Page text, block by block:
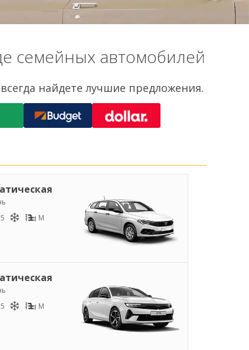
семейных автомобилей
найдете лучшие предложения.
5 M
5 M